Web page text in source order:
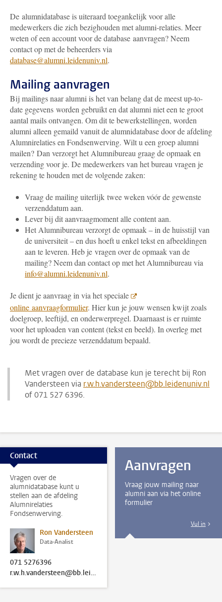
De alumnidatabase is uiteraard toegankelijk voor alle
medewerkers die zich bezighouden met alumni-relaties. Meer
weten of een account voor de database aanvragen? Neem
contactop met de beheerders via
database@alumni.leidenuniv.nl.
Mailing aanvragen
Bij mailings naar alumni is het van belang dat de meest up-to-
date gegevens worden gebruikt en dat alumni niet een te groot
aantal mails ontvangen. Om dit te bewerkstellingen, worden
alumni alleen gemaild vanuit de alumnidatabase door de afdeling
Alumnirelaties en Fondsenwerving. Wilt u een groep alumni
mailen? Dan verzorgt het Alumnibureau graag de opmaak en
verzending voor je. De medewerkers van het bureau vragen je
rekening te houden met de volgende zaken:
Vraag de mailing uiterlijk twee weken vóór de gewenste
verzenddatum aan.
Lever bij dit aanvraagmoment alle content aan.
Het Alumnibureau verzorgt de opmaak – in de huisstijl van
de universiteit – en dus hoeft u enkel tekst en afbeeldingen
aan te leveren. Heb je vragen over de opmaak van de
mailing? Neem dan contact op met het Alumnibureau via
info@alumni.leidenuniv.nl.
Je dient je aanvraag in via het speciale
online aanvraagformulier. Hier kun je jouw wensen kwijt zoals
doelgroep, leeftijd, en onderwerpregel. Daarnaast is er ruimte
voor het uploaden van content (tekst en beeld). In overleg met
jou wordt de precieze verzenddatum bepaald.
Met vragen over de database kun je terecht bij Ron
Vandersteen via r.w.h.vandersteen@bb.leidenuniv.nl
of 071 527 6396.
Contact
Vragen over de
alumnidatabase kunt u
stellen aan de afdeling
Alumnirelaties
Fondsenwerving.
Ron Vandersteen
Data-Analist
071 5276396
r.w.h.vandersteen@bb.leidenuniv.nl
Aanvragen
Vraag jouw mailing naar
alumni aan via het online
formulier
Vul in